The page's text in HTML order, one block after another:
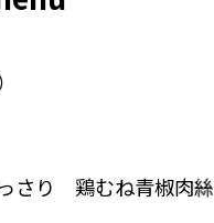
さり 鶏むね青椒肉絲